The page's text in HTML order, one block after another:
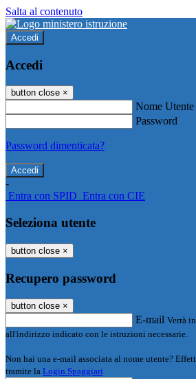
Salta al contenuto
Accedi
Accedi
button close ×
Nome Utente
Password
Password dimenticata?
-
Entra con SPID Entra con CIE
Seleziona utente
button close ×
Recupero password
button close ×
E-mail Verrà
all'indirizzo indicato con le istruzioni necessarie.
Non hai una e-mail associata al nome utente?
tramite la Login Spaggiari